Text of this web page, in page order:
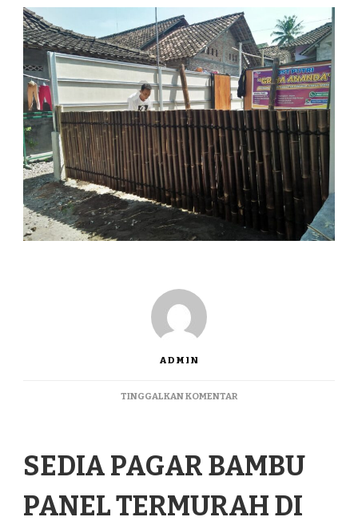
ADMIN
TINGGALKAN KOMENTARPADA
PANEL
TERMURAH
JAYAPURA
PAPUA
SEDIA PAGAR BAMBU
PANEL TERMURAH DI